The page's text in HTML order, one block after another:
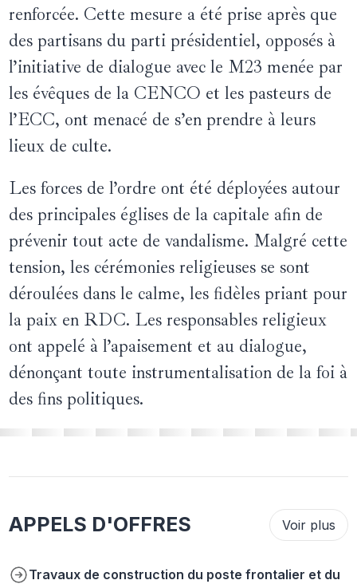
renforcée. Cette mesure a été prise après que
des partisans du parti présidentiel, opposés à
l’initiative de dialogue avec le M23 menée par
les évêques de la CENCO et les pasteurs de
l’ECC, ont menacé de s’en prendre à leurs
lieux de culte.
Les forces de l’ordre ont été déployées autour
des principales églises de la capitale afin de
prévenir tout acte de vandalisme. Malgré cette
tension, les cérémonies religieuses se sont
déroulées dans le calme, les fidèles priant pour
la paix en RDC. Les responsables religieux
ont appelé à l’apaisement et au dialogue,
dénonçant toute instrumentalisation de la foi à
des fins politiques.
APPELS D'OFFRES Voir plus
Travaux de construction du poste frontalier et du